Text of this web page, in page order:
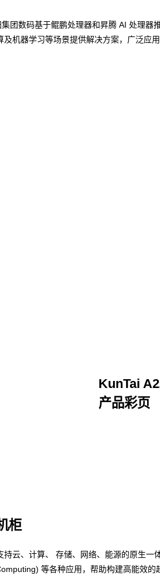
团数码基于鲲鹏处理器和昇腾 AI 处理
机器学习等场景提供解决方案，广泛
KunTai
产品彩页
柜
云、计算、 存储、网络、能源的原生
等各种应用，帮助构建高能效的